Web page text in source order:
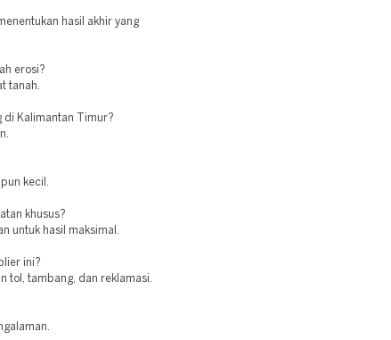
hasil akhir yang
erosi?
tanah.
di Kalimantan Timur?
kecil.
khusus?
untuk hasil maksimal.
ini?
tol, tambang, dan reklamasi.